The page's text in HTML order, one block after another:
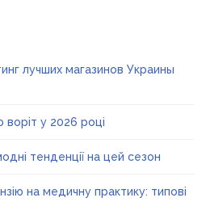
лучших магазинов Украины
у 2026 році
тенденції на цей сезон
на медичну практику: типові